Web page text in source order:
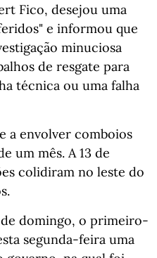
Fico, desejou uma
e informou que
minuciosa
de resgate para
técnica ou uma falha
a envolver comboios
um mês. A 13 de
colidiram no leste do
domingo, o primeiro-
segunda-feira uma